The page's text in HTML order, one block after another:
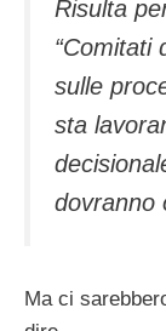
Risulta
“Comitati
sulle
sta
dovranno
Ma ci